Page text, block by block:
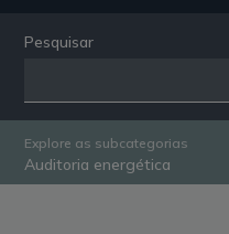
Pesquisar
Explore as subcategorias
Auditoria energética